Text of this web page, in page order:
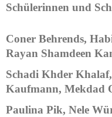
Schülerinnen und
Coner Behrends,
Rayan Shamdeen
Schadi Khder
Kaufmann, Mekdad
Paulina Pik, Nele